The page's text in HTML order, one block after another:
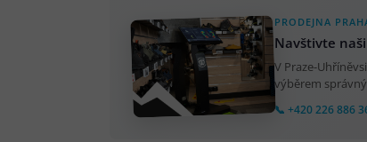
PRODEJNA
Navštivte
V Praze-
výběrem
📞 +420 226 886